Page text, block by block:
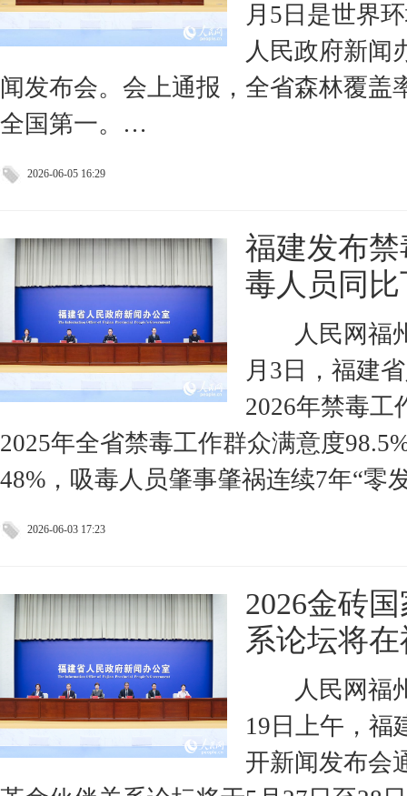
月5日是世界
人民政府新闻
闻发布会。会上通报，全省森林覆盖
全国第一。…
2026-06-05 16:29
福建发布
毒人员同比
人民网福
月3日，福建
2026年禁毒工
2025年全省禁毒工作群众满意度
48%，吸毒人员肇事肇祸连续7年“零
2026-06-03 17:23
2026金砖
系论坛将
人民网福
19日上午，福
开新闻发布会